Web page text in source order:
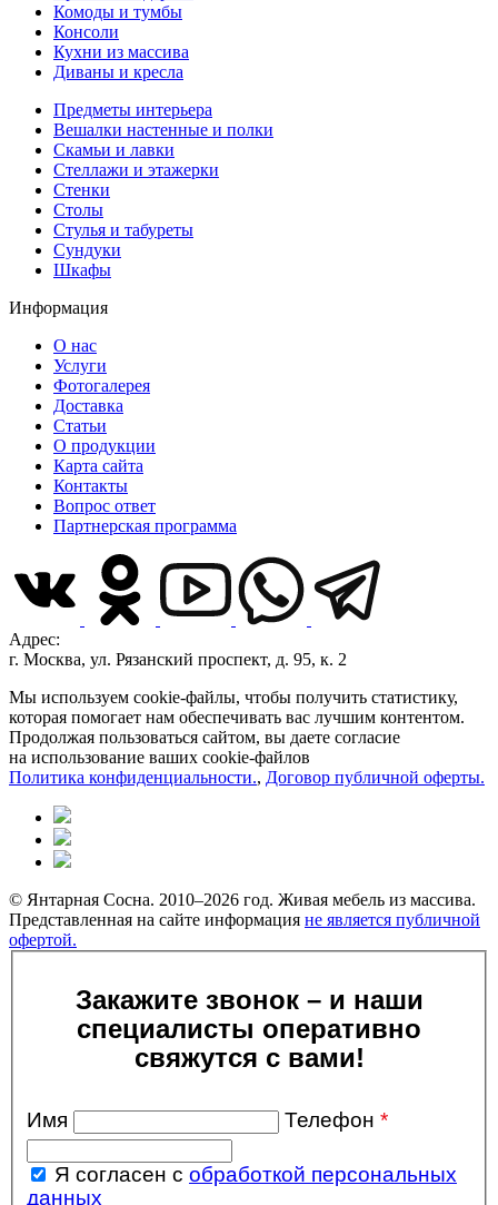
Комоды и тумбы
Консоли
Кухни из массива
Диваны и кресла
Предметы интерьера
Вешалки настенные и полки
Скамьи и лавки
Стеллажи и этажерки
Стенки
Столы
Стулья и табуреты
Сундуки
Шкафы
Информация
О нас
Услуги
Фотогалерея
Доставка
Статьи
О продукции
Карта сайта
Контакты
Вопрос ответ
Партнерская программа
Адрес:
г. Москва, ул. Рязанский проспект, д. 95, к. 2
Мы используем cookie-файлы, чтобы получить статистику,
которая помогает нам обеспечивать вас лучшим контентом.
Продолжая пользоваться сайтом, вы даете согласие
на использование ваших cookie-файлов
Политика конфиденциальности., Договор публичной оферты.
© Янтарная Сосна. 2010–2026 год. Живая мебель из массива.
Представленная на сайте информация не является публичной
офертой.
Закажите звонок – и наши
специалисты оперативно
свяжутся с вами!
Имя Телефон *
Я согласен с обработкой персональных
данных